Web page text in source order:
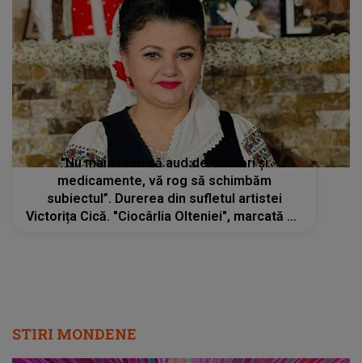
"Nu mai vreau să aud de doctori și
medicamente, vă rog să schimbăm
subiectul”. Durerea din sufletul artistei
Victorița Cică. "Ciocârlia Olteniei", marcată de
STIRI MONDENE